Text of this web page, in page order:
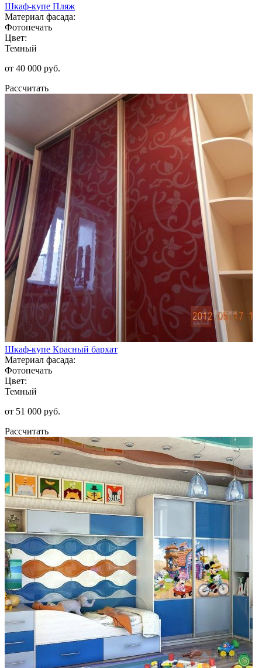
Шкаф-купе Пляж
Материал фасада:
Фотопечать
Цвет:
Темный
от 40 000 руб.
Рассчитать
Шкаф-купе Красный бархат
Материал фасада:
Фотопечать
Цвет:
Темный
от 51 000 руб.
Рассчитать